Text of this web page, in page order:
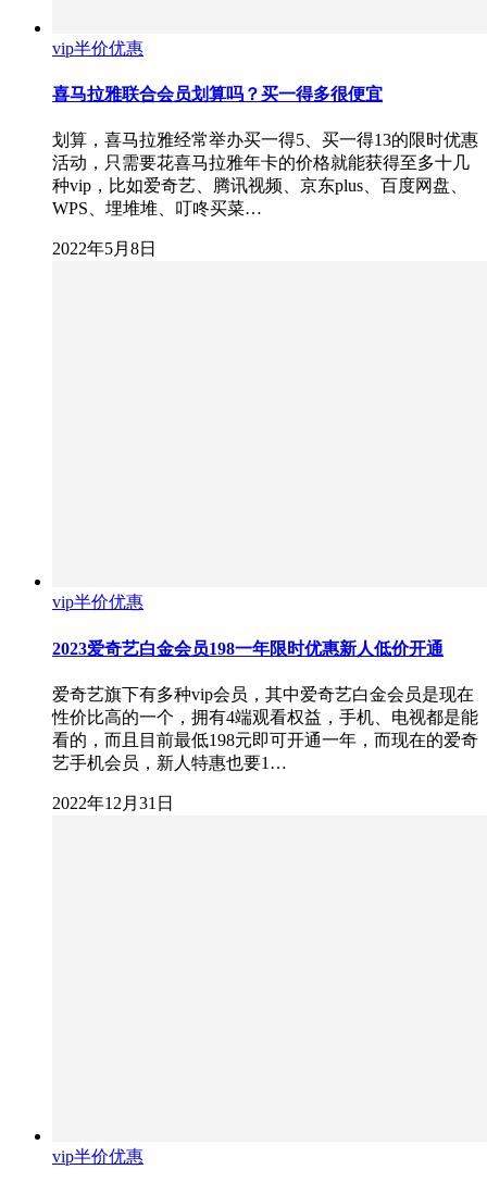
vip半价优惠
喜马拉雅联合会员划算吗？买一得多很便宜
划算，喜马拉雅经常举办买一得5、买一得13的限时优惠
活动，只需要花喜马拉雅年卡的价格就能获得至多十几
种vip，比如爱奇艺、腾讯视频、京东plus、百度网盘、
WPS、埋堆堆、叮咚买菜…
2022年5月8日
vip半价优惠
2023爱奇艺白金会员198一年限时优惠新人低价开通
爱奇艺旗下有多种vip会员，其中爱奇艺白金会员是现在
性价比高的一个，拥有4端观看权益，手机、电视都是能
看的，而且目前最低198元即可开通一年，而现在的爱奇
艺手机会员，新人特惠也要1…
2022年12月31日
vip半价优惠